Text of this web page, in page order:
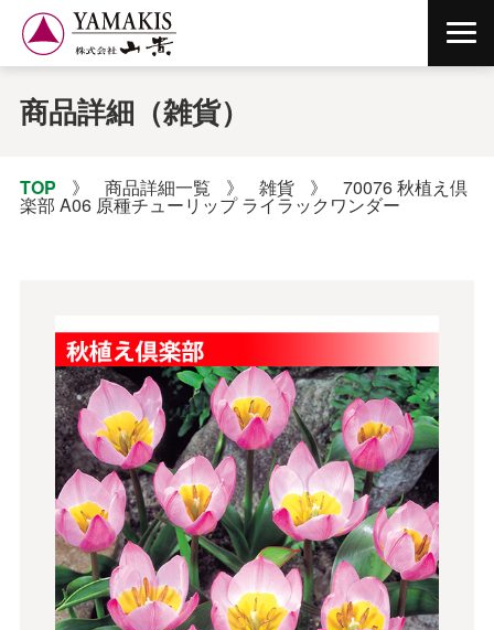
商品詳細（雑貨）
TOP 》 商品詳細一覧 》 雑貨 》 70076 秋植え倶
楽部 A06 原種チューリップ ライラックワンダー